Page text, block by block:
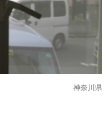
神奈川県